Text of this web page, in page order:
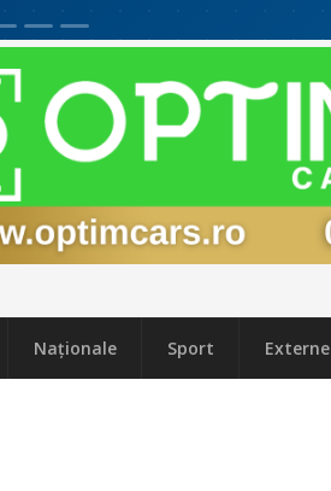
Naţionale Sport Externe